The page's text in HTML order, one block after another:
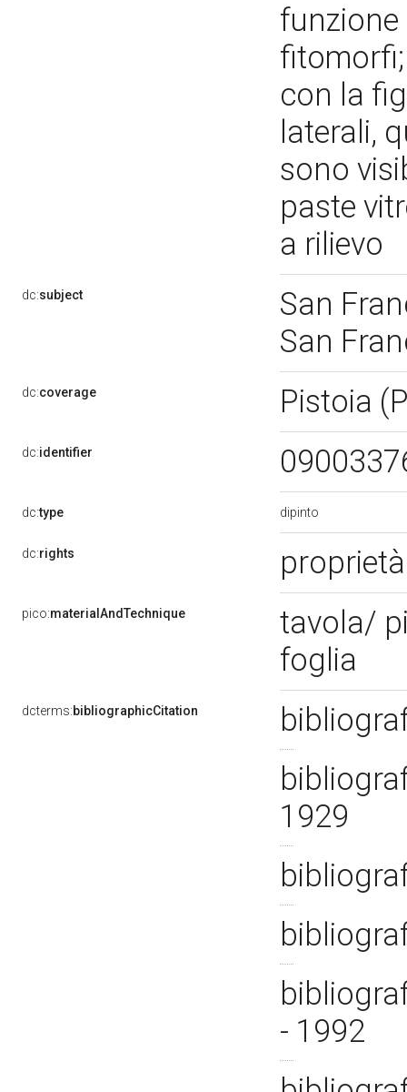
con la
laterali,
sono
paste
a rilievo
dc:subject
San
San
dc:coverage Pistoia
dc:identifier
dc:type dipinto
dc:rights
pico:materialAndTechnique
tavola/
foglia
dcterms:bibliographicCitation
1929
- 1992